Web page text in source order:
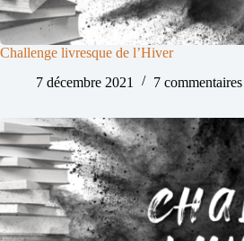
Challenge livresque de l’Hiver
7 décembre 2021
7 commentaires